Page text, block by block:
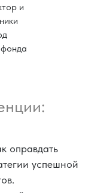
и
оправдать
успешной